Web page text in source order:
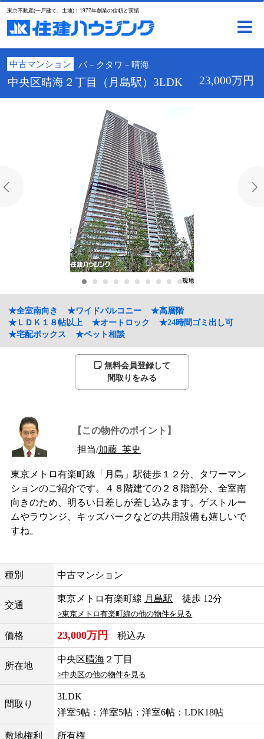
東京不動産(一戸建て、土地)｜1977年創業の信頼と実績
中古マンション パ－クタワ－晴海
中央区晴海２丁目（月島駅）3LDK 23,000万円
★全室南向き ★ワイドバルコニー
★高層階
★ＬＤＫ１８帖以上
★オートロック
★24時間ゴミ出し可
★宅配ボックス
★ペット相談
無料会員登録して
間取りをみる
【この物件のポイント】
担当/加藤 英史
東京メトロ有楽町線「月島」駅徒歩１２分、タワーマン
ションのご紹介です。４８階建ての２８階部分、全室南
向きのため、明るい日差しが差し込みます。ゲストルー
ムやラウンジ、キッズパークなどの共用設備も嬉しいで
すね。
種別 中古マンション
交通
東京メトロ有楽町線 月島駅 徒歩 12分
>東京メトロ有楽町線の他の物件を見る
価格 23,000万円 税込み
所在地
中央区晴海 ２丁目
>中央区の他の物件を見る
間取り
3LDK
洋室5帖：洋室5帖：洋室6帖：LDK18帖
敷地権利 所有権